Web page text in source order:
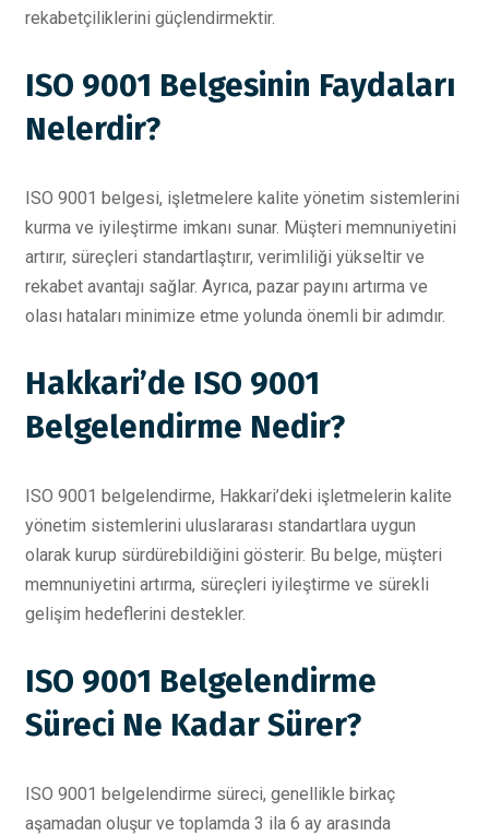
rekabetçiliklerini güçlendirmektir.
ISO 9001 Belgesinin Faydaları
Nelerdir?
ISO 9001 belgesi, işletmelere kalite yönetim sistemlerini
kurma ve iyileştirme imkanı sunar. Müşteri memnuniyetini
artırır, süreçleri standartlaştırır, verimliliği yükseltir ve
rekabet avantajı sağlar. Ayrıca, pazar payını artırma ve
olası hataları minimize etme yolunda önemli bir adımdır.
Hakkari’de ISO 9001
Belgelendirme Nedir?
ISO 9001 belgelendirme, Hakkari’deki işletmelerin kalite
yönetim sistemlerini uluslararası standartlara uygun
olarak kurup sürdürebildiğini gösterir. Bu belge, müşteri
memnuniyetini artırma, süreçleri iyileştirme ve sürekli
gelişim hedeflerini destekler.
ISO 9001 Belgelendirme
Süreci Ne Kadar Sürer?
ISO 9001 belgelendirme süreci, genellikle birkaç
aşamadan oluşur ve toplamda 3 ila 6 ay arasında